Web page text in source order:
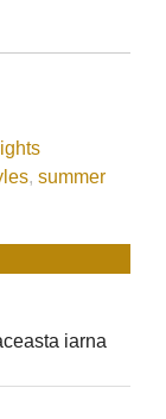
, summer
iarna